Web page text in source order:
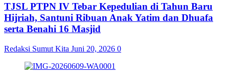
TJSL PTPN IV Tebar Kepedulian di Tahun Baru
Hijriah, Santuni Ribuan Anak Yatim dan Dhuafa
serta Benahi 16 Masjid
Redaksi Sumut Kita Juni 20, 2026 0